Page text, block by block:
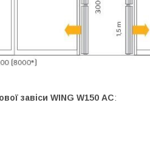
завіси WING W150 АС: